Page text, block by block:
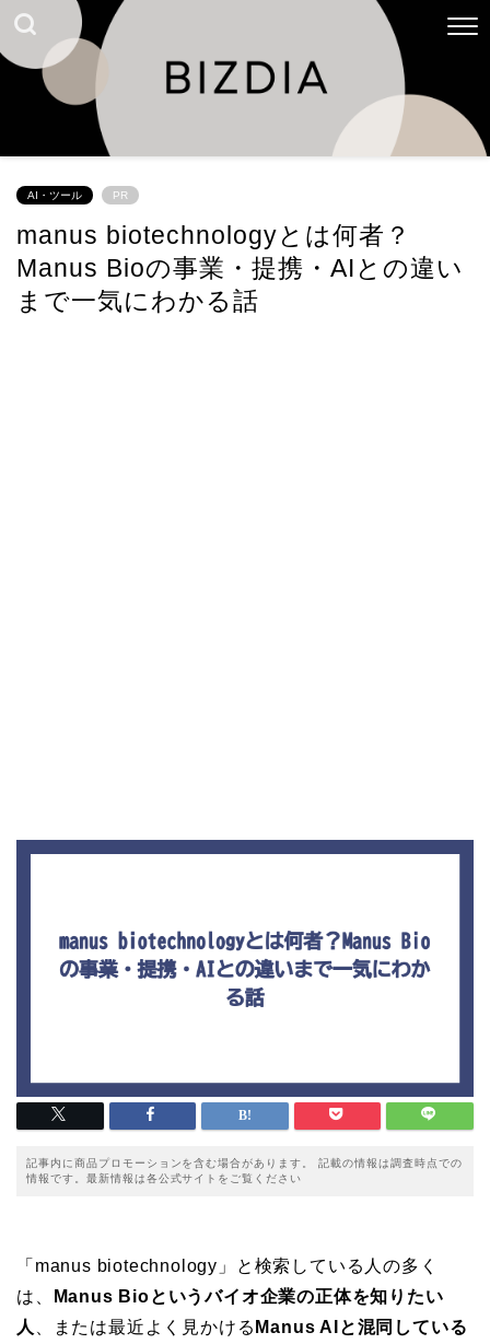
AI・ツール PR
manus biotechnologyとは何者？
Manus Bioの事業・提携・AIとの違い
まで一気にわかる話
記事内に商品プロモーションを含む場合があります。 記載の情報は調査時点での
情報です。最新情報は各公式サイトをご覧ください
「manus biotechnology」と検索している人の多く
は、
Manus Bioというバイオ企業の正体を知りたい
人
、または最近よく見かける Manus AIと混同している